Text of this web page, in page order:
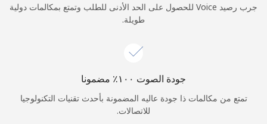
جرب رصيد Voice للحصول على الحد الأدنى للطلب وتمتع بمكالمات دولية
طويلة.
جودة الصوت ١٠٠٪ مضمونا
تمتع من مكالمات ذا جودة عاليه المضمونة بأحدث تقنيات التكنولوجيا
للاتصالات.